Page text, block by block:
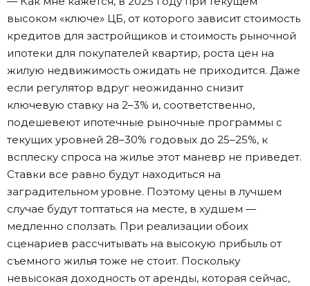
высоком «ключе» ЦБ, от которого зависит стоимость
кредитов для застройщиков и стоимость рыночной
ипотеки для покупателей квартир, роста цен на
жилую недвижимость ожидать не приходится. Даже
если регулятор вдруг неожиданно снизит
ключевую ставку на 2–3% и, соответственно,
подешевеют ипотечные рыночные программы с
текущих уровней 28–30% годовых до 25–25%, к
всплеску спроса на жилье этот маневр не приведет.
Ставки все равно будут находиться на
заградительном уровне. Поэтому цены в лучшем
случае будут топтаться на месте, в худшем —
медленно сползать. При реализации обоих
сценариев рассчитывать на высокую прибыль от
съемного жилья тоже не стоит. Поскольку
невысокая доходность от аренды, которая сейчас,